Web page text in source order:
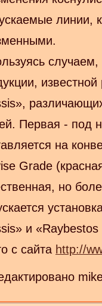
линии,
случаем,
Первая - под
на
Grade
но
и «Raybestos
с сайта http://